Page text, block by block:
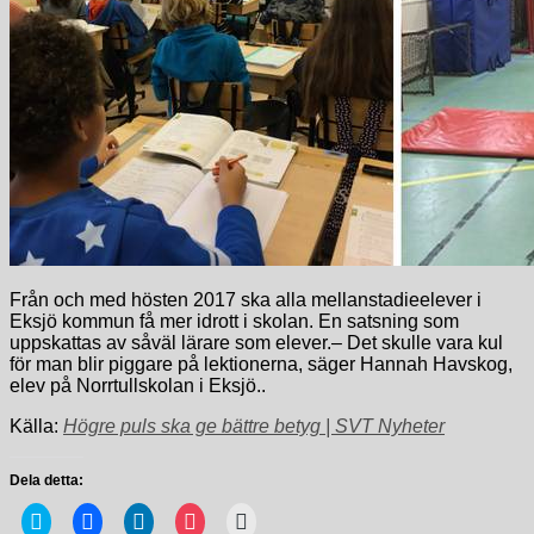
Från och med hösten 2017 ska alla mellanstadieelever i
Eksjö kommun få mer idrott i skolan. En satsning som
uppskattas av såväl lärare som elever.– Det skulle vara kul
för man blir piggare på lektionerna, säger Hannah Havskog,
elev på Norrtullskolan i Eksjö..
Källa: Högre puls ska ge bättre betyg | SVT Nyheter
Dela detta:
Klicka Klicka Klicka Klicka